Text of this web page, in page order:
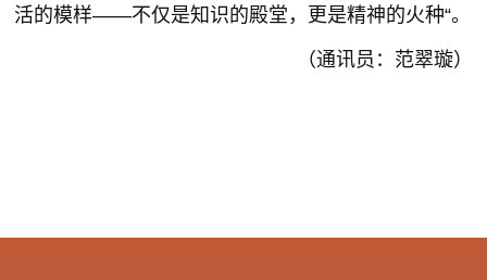
活的模样——不仅是知识的殿堂，更是精神的火种“。
（通讯员：范翠璇）